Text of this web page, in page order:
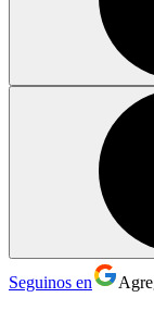
Seguinos en